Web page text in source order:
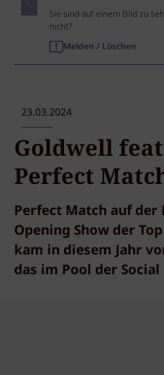
Sie sind auf einem Bild zu
nicht?
Melden / Löschen
23.03.2024
Goldwell
Perfect
Perfect Match auf der
Opening Show der
kam in diesem Jahr
das im Pool der